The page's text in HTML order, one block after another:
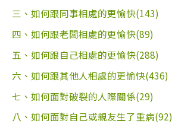
三、如何跟同事相處的更愉快(143)
四、如何跟老闆相處的更愉快(89)
五、如何跟自己相處的更愉快(288)
六、如何跟其他人相處的更愉快(436)
七、如何面對破裂的人際關係(29)
八、如何面對自己或親友生了重病(92)